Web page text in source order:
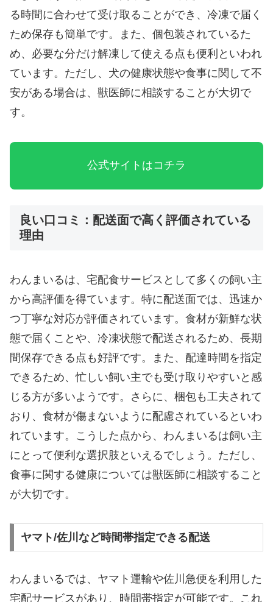
る時間に合わせて受け取ることができ、冷凍で届く
ため保存も簡単です。また、個包装されているた
め、必要な分だけ解凍して使える点も便利といわれ
ています。ただし、犬の健康状態や食事に関して不
安がある場合は、獣医師に相談することが大切で
す。
公式サイトはコチラ
良い口コミ：配送面で高く評価されている
理由
わんまいるは、宅配食サービスとして多くの飼い主
から高評価を得ています。特に配送面では、迅速か
つ丁寧な対応が評価されています。食材が新鮮な状
態で届くことや、冷凍状態で配送されるため、長期
間保存できる点も好評です。また、配達時間を指定
できるため、忙しい飼い主でも受け取りやすいと感
じる方が多いようです。さらに、梱包も工夫されて
おり、食材が傷まないように配慮されているといわ
れています。こうした点から、わんまいるは飼い主
にとって便利な選択肢といえるでしょう。ただし、
食事に関する健康については獣医師に相談すること
が大切です。
ヤマト/佐川など時間帯指定できる配送
わんまいるでは、ヤマト運輸や佐川急便を利用した
宅配サービスがあり、時間帯指定が可能です。これ